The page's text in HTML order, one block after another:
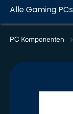
Alle Gaming PCs
PC Komponenten